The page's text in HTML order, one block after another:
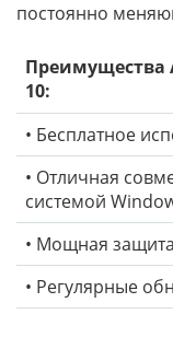
постоянно
Преимущества
10:
• Бесплатное
• Отличная
системой
• Мощная
• Регулярные